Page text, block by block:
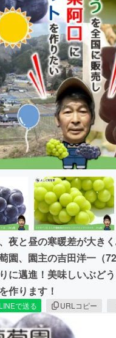
チ
活性化
夜と昼の寒暖差が大き
園、園主の吉田洋一（
に邁進！美味しいぶど
作ります！
LINEで送る URLコピー